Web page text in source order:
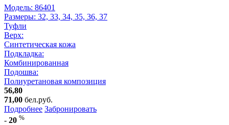
Модель: 86401
Размеры: 32, 33, 34, 35, 36, 37
Туфли
Верх:
Синтетическая кожа
Подкладка:
Комбинированная
Подошва:
Полиуретановая композиция
56,80
71,00 бел.руб.
Подробнее Забронировать
- 20 %